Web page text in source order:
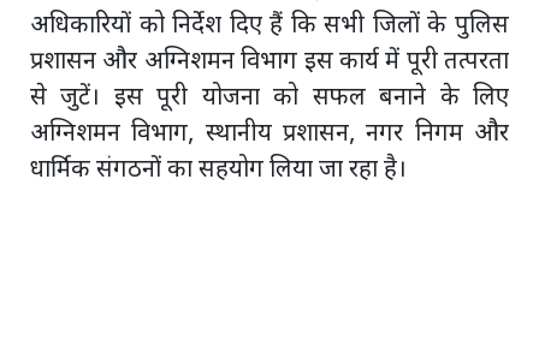
अधिकारियों को निर्देश दिए हैं कि सभी जिलों के पुलिस
प्रशासन और अग्निशमन विभाग इस कार्य में पूरी तत्परता
से जुटें। इस पूरी योजना को सफल बनाने के लिए
अग्निशमन विभाग, स्थानीय प्रशासन, नगर निगम और
धार्मिक संगठनों का सहयोग लिया जा रहा है।